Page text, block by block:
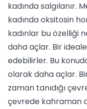
kadında salgılanır.
kadında oksitosin
kadınlar bu özelliği
daha açlar. Bir
edebilirler. Bu
olarak daha açlar.
zaman tanıdığı
çevrede kahraman